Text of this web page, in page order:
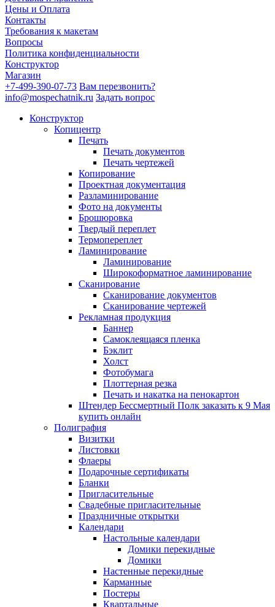
Цены и Оплата
Контакты
Требования к макетам
Вопросы
Политика конфиденциальности
Конструктор
Магазин
+7-499-390-07-73 Вам перезвонить?
info@mospechatnik.ru Задать вопрос
Конструктор
Копицентр
Печать
Печать документов
Печать чертежей
Копирование
Проектная документация
Разламинирование
Фото на документы
Брошюровка
Твердый переплет
Термопереплет
Ламинирование
Ламинирование
Широкоформатное ламинирование
Сканирование
Сканирование документов
Сканирование чертежей
Рекламная продукция
Баннер
Самоклеящаяся пленка
Бэклит
Холст
Фотобумага
Плоттерная резка
Печать и накатка на пенокартон
Штендер Бессмертный Полк заказать к 9 Мая
купить онлайн
Полиграфия
Визитки
Листовки
Флаеры
Подарочные сертификаты
Бланки
Пригласительные
Свадебные пригласительные
Праздничные открытки
Календари
Настольные календари
Домики перекидные
Домики
Настенные перекидные
Карманные
Постеры
Квартальные